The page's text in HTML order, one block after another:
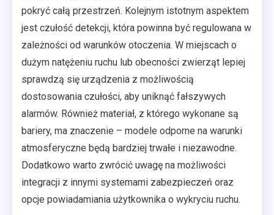
pokryć całą przestrzeń. Kolejnym istotnym aspektem
jest czułość detekcji, która powinna być regulowana w
zależności od warunków otoczenia. W miejscach o
dużym natężeniu ruchu lub obecności zwierząt lepiej
sprawdzą się urządzenia z możliwością
dostosowania czułości, aby uniknąć fałszywych
alarmów. Również materiał, z którego wykonane są
bariery, ma znaczenie – modele odporne na warunki
atmosferyczne będą bardziej trwałe i niezawodne.
Dodatkowo warto zwrócić uwagę na możliwości
integracji z innymi systemami zabezpieczeń oraz
opcje powiadamiania użytkownika o wykryciu ruchu.